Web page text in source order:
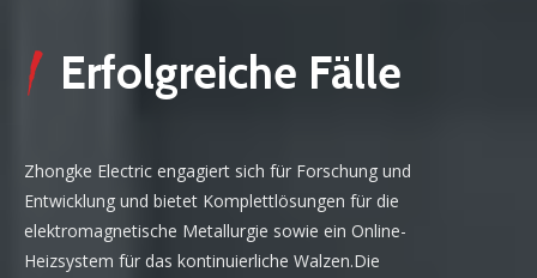
Erfolgreiche Fälle
Zhongke Electric engagiert sich für Forschung und
Entwicklung und bietet Komplettlösungen für die
elektromagnetische Metallurgie sowie ein Online-
Heizsystem für das kontinuierliche Walzen.Die